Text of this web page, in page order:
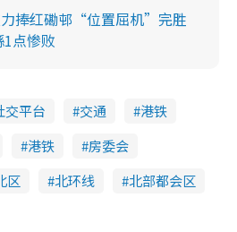
捧红磡邨“位置屈机”完胜
点惨败
交平台 交通
港铁
港铁
房委会
区 北环线
北部都会区